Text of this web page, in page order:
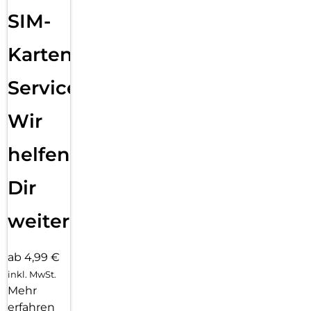
SIM-
Karten
Service:
Wir
helfen
Dir
weiter
ab 4,99 €
inkl. MwSt.
Mehr
erfahren